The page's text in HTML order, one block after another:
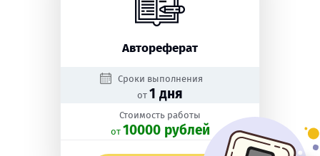
Автореферат
Сроки выполнения
от 1 дня
Стоимость работы
oт 10000 рублей